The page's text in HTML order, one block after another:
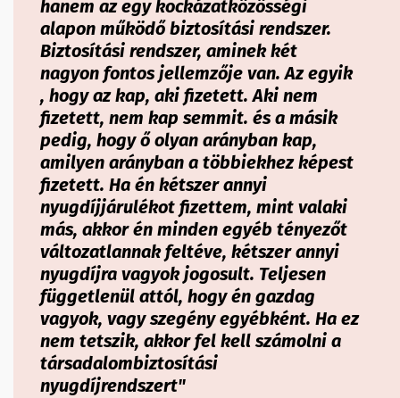
hanem az egy kockázatközösségi
alapon működő biztosítási rendszer.
Biztosítási rendszer, aminek két
nagyon fontos jellemzője van. Az egyik
, hogy az kap, aki fizetett. Aki nem
fizetett, nem kap semmit. és a másik
pedig, hogy ő olyan arányban kap,
amilyen arányban a többiekhez képest
fizetett. Ha én kétszer annyi
nyugdíjjárulékot fizettem, mint valaki
más, akkor én minden egyéb tényezőt
változatlannak feltéve, kétszer annyi
nyugdíjra vagyok jogosult. Teljesen
függetlenül attól, hogy én gazdag
vagyok, vagy szegény egyébként. Ha ez
nem tetszik, akkor fel kell számolni a
társadalombiztosítási
nyugdíjrendszert"